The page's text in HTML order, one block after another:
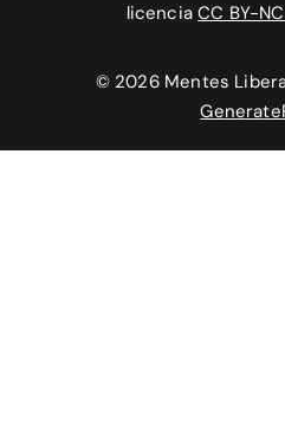
licenciaCC BY-
© 2026 Mentes